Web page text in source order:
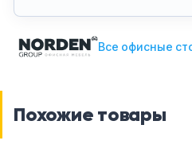
Все офисные
Похожие товары